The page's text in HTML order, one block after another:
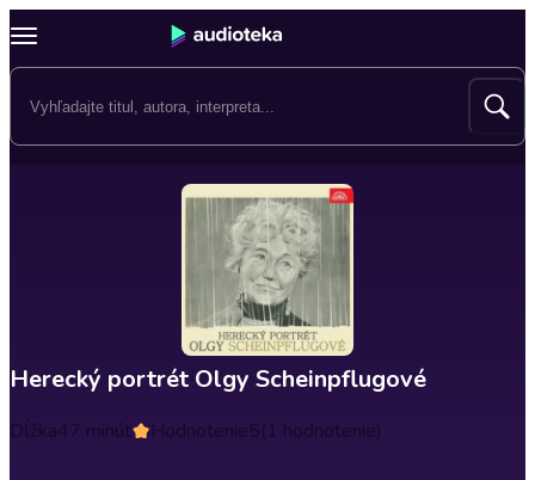
Herecký portrét Olgy Scheinpflugové
Dĺžka47 minút Hodnotenie5(1 hodnotenie)